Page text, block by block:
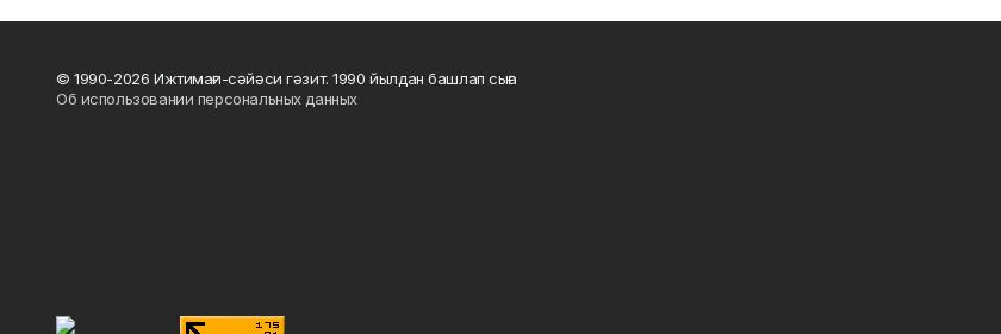
© 1990-2026 Ижтимағи-сәйәси гәзит. 1990 йылдан башлап сыға
Об использовании персональных данных